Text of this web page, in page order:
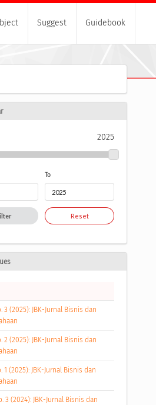
Suggest Guidebook
2025
To
Reset
3 (2025): JBK-Jurnal Bisnis dan
2 (2025): JBK-Jurnal Bisnis dan
1 (2025): JBK-Jurnal Bisnis dan
3 (2024): JBK-Jurnal Bisnis dan